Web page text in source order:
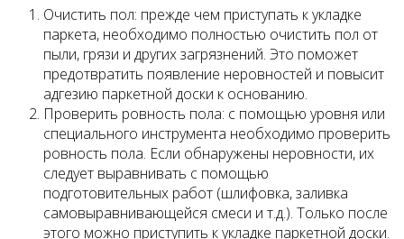
Очистить пол: прежде чем приступать к укладке
паркета, необходимо полностью очистить пол от
пыли, грязи и других загрязнений. Это поможет
предотвратить появление неровностей и повысит
адгезию паркетной доски к основанию.
Проверить ровность пола: с помощью уровня или
специального инструмента необходимо проверить
ровность пола. Если обнаружены неровности, их
следует выравнивать с помощью
подготовительных работ (шлифовка, заливка
самовыравнивающейся смеси и т.д.). Только после
этого можно приступить к укладке паркетной доски.